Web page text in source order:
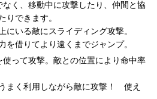
く、移動中に攻撃したり、仲間と協
りできます。
いる敵にスライディング攻撃。
借りてより遠くまでジャンプ。
って攻撃。敵との位置により命中率
まく利用しながら敵に攻撃！ 使え